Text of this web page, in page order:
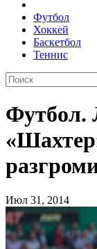
Футбол
Хоккей
Баскетбол
Теннис
Футбол.
Июл 31, 2014